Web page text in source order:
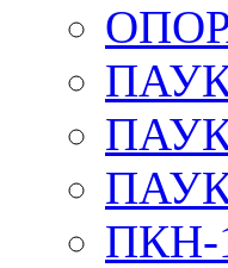
ПКН-